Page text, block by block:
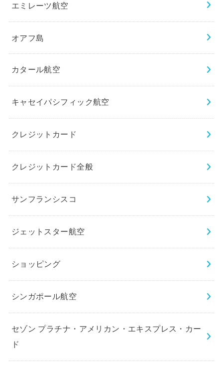
エミレーツ航空
オアフ島
カタール航空
キャセイパシフィック航空
クレジットカード
クレジットカード全般
サンフランシスコ
ジェットスター航空
ショッピング
シンガポール航空
セゾン プラチナ・アメリカン・エキスプレス・カー
ド